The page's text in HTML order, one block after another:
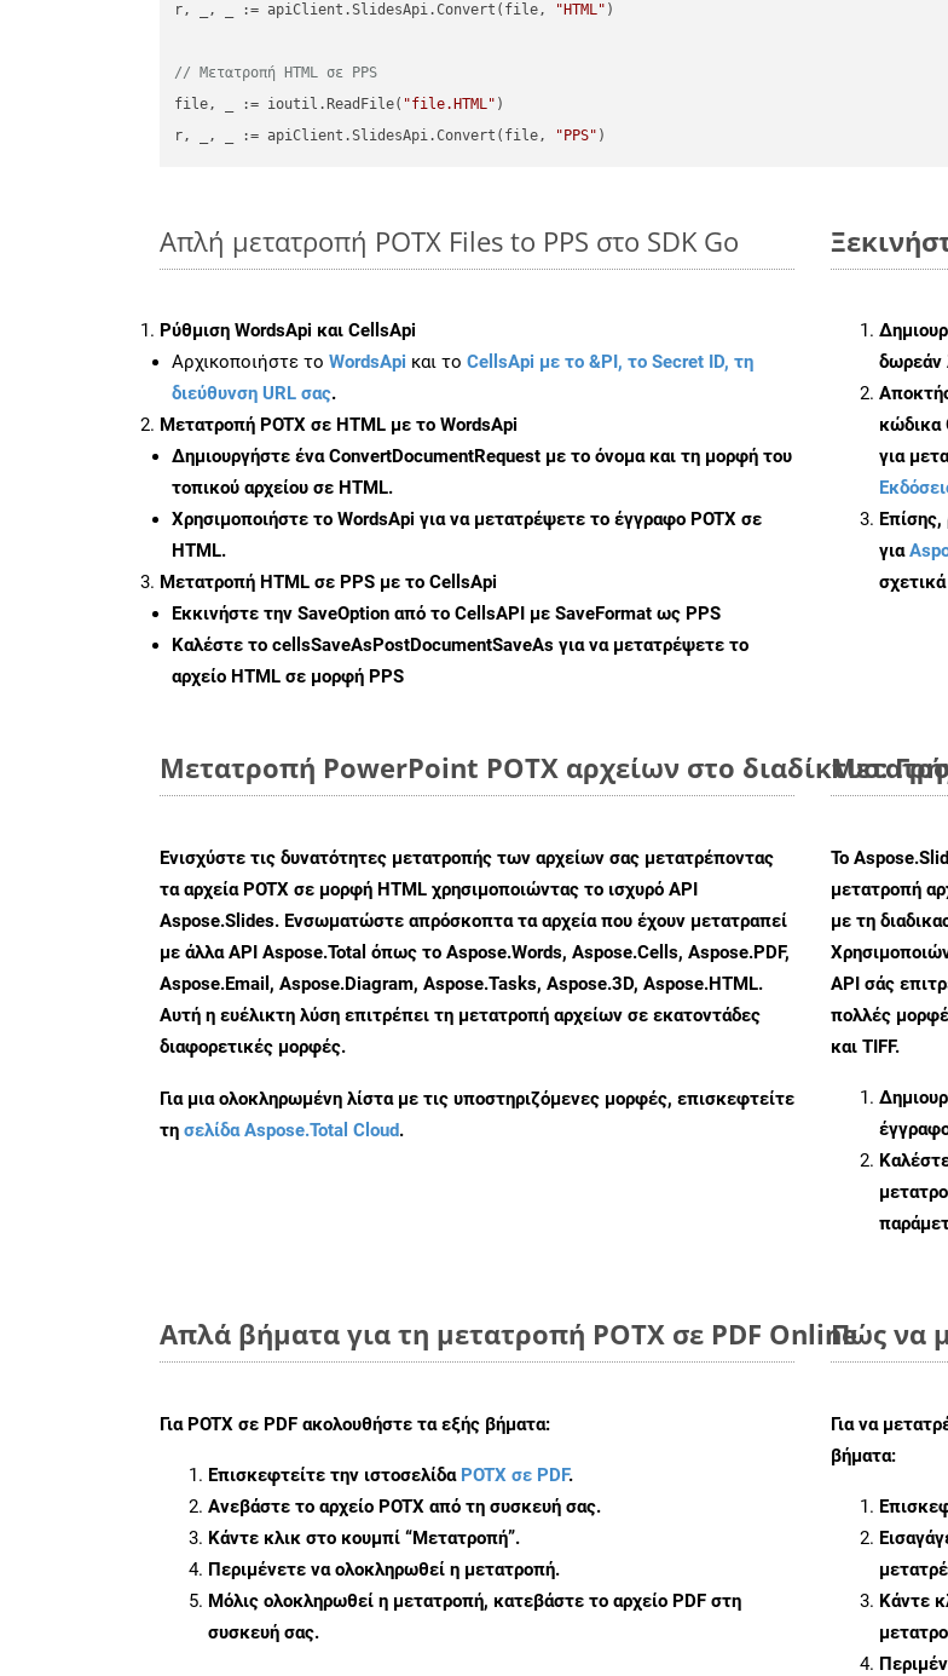
r, _, _ := apiClient.SlidesApi.Convert(file,
"HTML" )
// Μετατροπή HTML σε PPS
file, _ := ioutil.ReadFile( "file.HTML" )
r, _, _ := apiClient.SlidesApi.Convert(file,
"PPS"
Απλή μετατροπή POTX Files to PPS στο SDK Go
Ρύθμιση WordsApi και CellsApi
Αρχικοποιήστε το WordsApi και το CellsApi με το &PI, το Secret ID, τη
διεύθυνση URL σας.
Μετατροπή POTX σε HTML με το WordsApi
Δημιουργήστε έναConvertDocumentRequest με το όνομα και τη μορφή του
τοπικού αρχείου σε HTML.
Χρησιμοποιήστε το WordsApi για να μετατρέψετε το έγγραφο POTX σε
HTML.
Μετατροπή HTML σε PPS με το CellsApi
Εκκινήστε την SaveOption από το CellsAPI με SaveFormat ως PPS
Καλέστε το cellsSaveAsPostDocumentSaveAs για να μετατρέψετε το
αρχείο HTML σε μορφή PPS
δωρεάν
κώδικα
για
Επίσης,
για
Μετατροπή PowerPoint POTX αρχείων στο διαδίκτυο:
Ενισχύστε τις δυνατότητες μετατροπής των αρχείων σας μετατρέποντας
τα αρχεία POTX σε μορφή HTML χρησιμοποιώντας το ισχυρό API
Aspose.Slides. Ενσωματώστε απρόσκοπτα τα αρχεία που έχουν μετατραπεί
με άλλα API Aspose.Total όπως το Aspose.Words, Aspose.Cells, Aspose.PDF,
Aspose.Email, Aspose.Diagram, Aspose.Tasks, Aspose.3D, Aspose.HTML.
Αυτή η ευέλικτη λύση επιτρέπει τη μετατροπή αρχείων σε εκατοντάδες
διαφορετικές μορφές.
Για μια ολοκληρωμένη λίστα με τις υποστηριζόμενες μορφές, επισκεφτείτε
τη σελίδα Aspose.Total Cloud.
Το
μετατροπή
με τη
API σάς
πολλές
και TIFF.
Απλά βήματα για τη μετατροπή POTX σε PDF Online
Για POTX σε PDF ακολουθήστε τα εξής βήματα:
Επισκεφτείτε την ιστοσελίδα POTX σε PDF.
Ανεβάστε το αρχείο POTX από τη συσκευή σας.
Κάντε κλικ στο κουμπί “Μετατροπή”.
Περιμένετε να ολοκληρωθεί η μετατροπή.
Μόλις ολοκληρωθεί η μετατροπή, κατεβάστε το αρχείο PDF στη
συσκευή σας.
Πώς να
Για να
βήματα:
Κάντε